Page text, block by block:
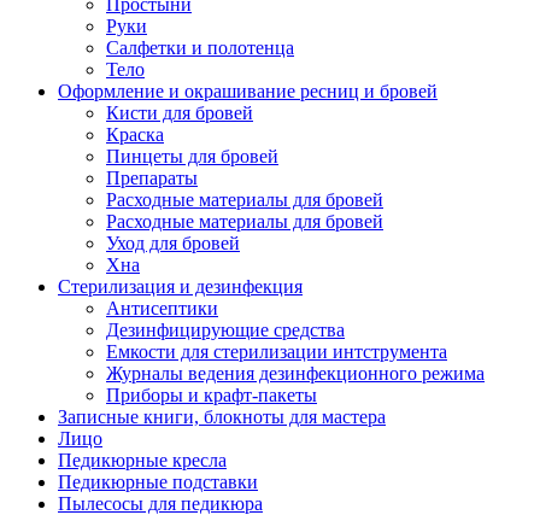
Руки
Салфетки и полотенца
Тело
Оформление и окрашивание ресниц и бровей
Кисти для бровей
Краска
Пинцеты для бровей
Препараты
Расходные материалы для бровей
Расходные материалы для бровей
Уход для бровей
Хна
Стерилизация и дезинфекция
Антисептики
Дезинфицирующие средства
Емкости для стерилизации интструмента
Журналы ведения дезинфекционного режима
Приборы и крафт-пакеты
Записные книги, блокноты для мастера
Лицо
Педикюрные кресла
Педикюрные подставки
Пылесосы для педикюра